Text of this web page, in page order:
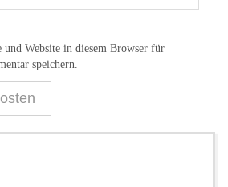
Website in diesem Browser für
speichern.